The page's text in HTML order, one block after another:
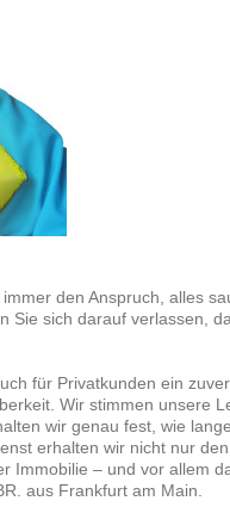
den Anspruch, alles
Sie sich darauf verlassen,
für Privatkunden ein
Wir stimmen unsere
wir genau fest, wie
erhalten wir nicht nur
Immobilie – und vor allem
aus Frankfurt am Main.